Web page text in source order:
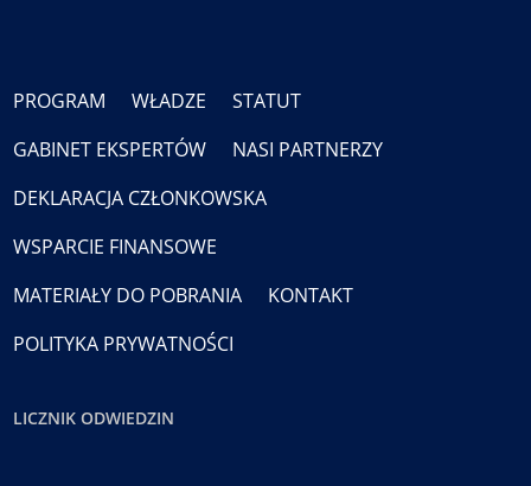
PROGRAM WŁADZE
STATUT
GABINET EKSPERTÓW
NASI PARTNERZY
DEKLARACJA CZŁONKOWSKA
WSPARCIE FINANSOWE
MATERIAŁY DO POBRANIA
KONTAKT
POLITYKA PRYWATNOŚCI
LICZNIK ODWIEDZIN